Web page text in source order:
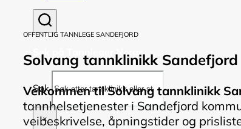
Søk på Tannleger Norge
Søk
×
OFFENTLIG TANNLEGE SANDEFJORD
Solvang tannklinikk Sandefjord
Velkommen til Solvang tannklinikk
tannhelsetjenester i Sandefjord
veibeskrivelse, åpningstider og